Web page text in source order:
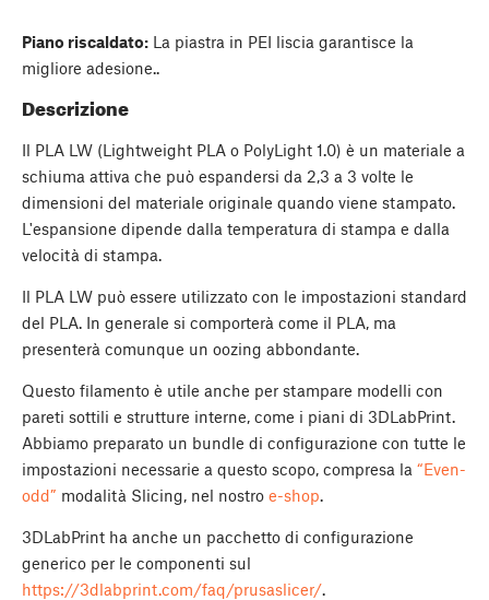
Piano riscaldato: La piastra in PEI liscia garantisce la
migliore adesione..
Descrizione
Il PLA LW (Lightweight PLA o PolyLight 1.0) è un materiale a
schiuma attiva che può espandersi da 2,3 a 3 volte le
dimensioni del materiale originale quando viene stampato.
L'espansione dipende dalla temperatura di stampa e dalla
velocità di stampa.
Il PLA LW può essere utilizzato con le impostazioni standard
del PLA. In generale si comporterà come il PLA, ma
presenterà comunque un oozing abbondante.
Questo filamento è utile anche per stampare modelli con
pareti sottili e strutture interne, come i piani di 3DLabPrint.
Abbiamo preparato un bundle di configurazione con tutte le
impostazioni necessarie a questo scopo, compresa la “Even-
odd” modalità Slicing, nel nostro e-shop.
3DLabPrint ha anche un pacchetto di configurazione
generico per le componenti sul
https://3dlabprint.com/faq/prusaslicer/.